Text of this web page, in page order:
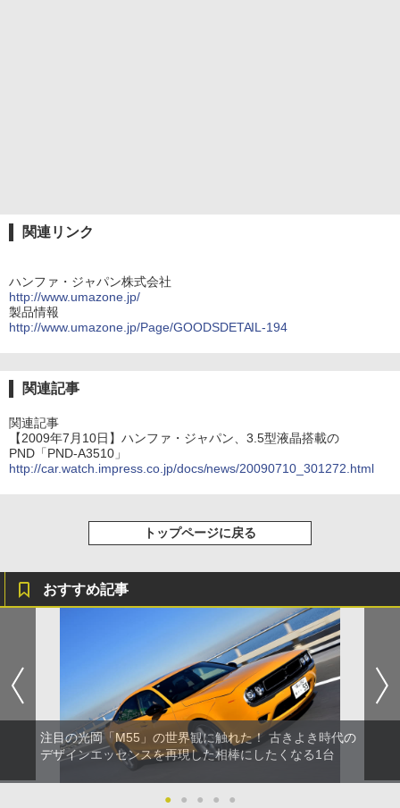
関連リンク
ハンファ・ジャパン株式会社
http://www.umazone.jp/
製品情報
http://www.umazone.jp/Page/GOODSDETAIL-194
関連記事
関連記事
【2009年7月10日】ハンファ・ジャパン、3.5型液晶搭載の
PND「PND-A3510」
http://car.watch.impress.co.jp/docs/news/20090710_301272.html
トップページに戻る
おすすめ記事
注目の光岡「M55」の世界観に触れた！ 古きよき時代の
デザインエッセンスを再現した相棒にしたくなる1台
● ● ● ● ●